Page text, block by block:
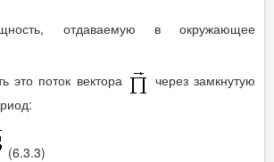
отдаваемую в окружающее
это поток вектора
через замкнутую
(6.3.3)